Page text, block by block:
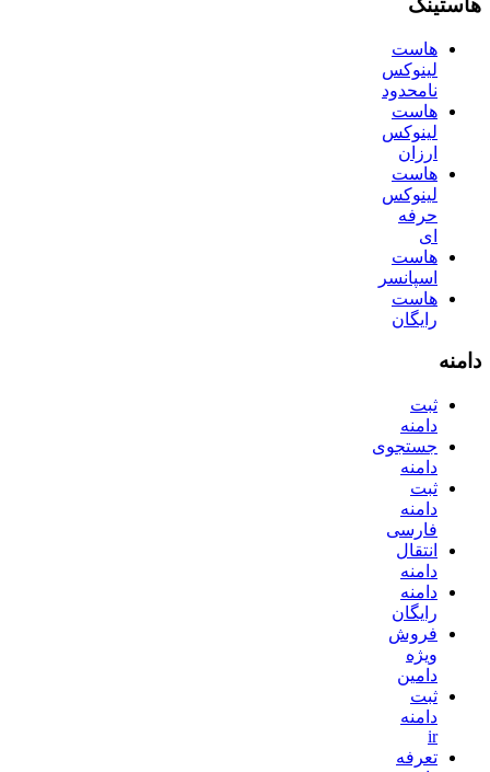
هاستینگ
هاست
لینوکس
نامحدود
هاست
لینوکس
ارزان
هاست
لینوکس
حرفه
ای
هاست
اسپانسر
هاست
رایگان
دامنه
ثبت
دامنه
جستجوی
دامنه
ثبت
دامنه
فارسی
انتقال
دامنه
دامنه
رایگان
فروش
ویژه
دامین
ثبت
دامنه
ir
تعرفه